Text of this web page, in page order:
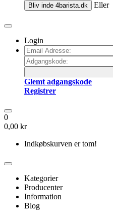
Bliv inde 4barista.dk Eller
Login
Glemt adgangskode
Registrer
0
0,00 kr
Indkøbskurven er tom!
Kategorier
Producenter
Information
Blog